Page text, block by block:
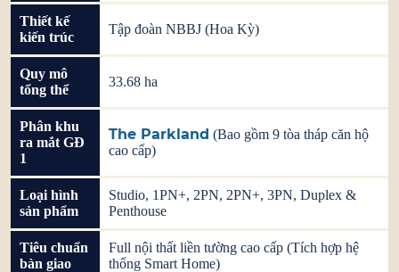
Thiết kế
kiến trúc
Tập đoàn NBBJ (Hoa Kỳ)
Quy mô
tổng thể
33.68 ha
Phân khu
ra mắt GĐ
1
The Parkland (Bao gồm 9 tòa tháp căn hộ
cao cấp)
Loại hình
sản phẩm
Studio, 1PN+, 2PN, 2PN+, 3PN, Duplex &
Penthouse
Tiêu chuẩn
bàn giao
Full nội thất liền tường cao cấp (Tích hợp hệ
thống Smart Home)